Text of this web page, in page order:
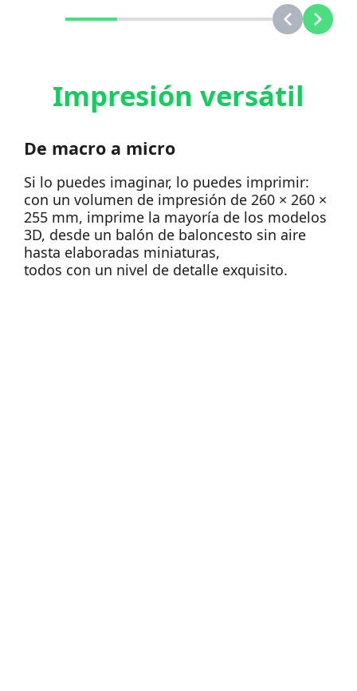
Impresión versátil
De macro a micro
Si lo puedes imaginar, lo puedes imprimir:
con un volumen de impresión de 260 × 260 ×
255 mm, imprime la mayoría de los modelos
3D, desde un balón de baloncesto sin aire
hasta elaboradas miniaturas,
todos con un nivel de detalle exquisito.